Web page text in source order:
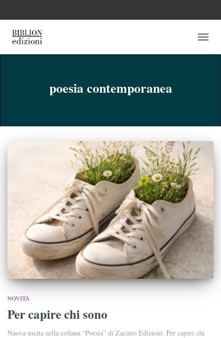
poesia contemporanea
NOVITÀ
Per capire chi sono
Nuova uscita nella collana “Poesia” di Zacinto Edizioni: Per capire chi